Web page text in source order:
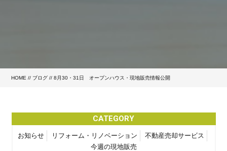
HOME // ブログ // 8月30・31日 オープンハウス・現地販売情報公開
CATEGORY
お知らせ リフォーム・リノベーション
不動産売却サービス
今週の現地販売